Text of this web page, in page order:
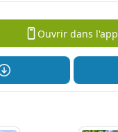
Ouvrir dans l'app